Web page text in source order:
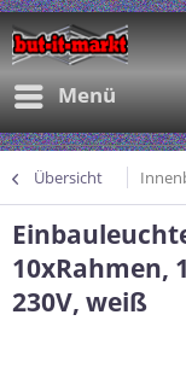
Menü
Übersicht
10xRahmen,
230V, weiß